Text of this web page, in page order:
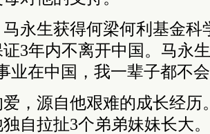
永生获得何梁何利基金科
3年内不离开中国。马永
业在中国，我一辈子都不
，源自他艰难的成长经历
自拉扯3个弟弟妹妹长大